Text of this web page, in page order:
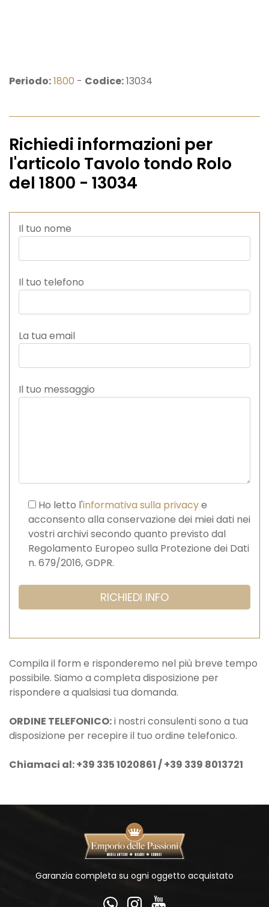
Periodo:1800 - Codice:13034
Richiedi informazioni per
l'articolo Tavolo tondo Rolo
del 1800 - 13034
Il tuo nome
Il tuo telefono
La tua email
Il tuo messaggio
Ho letto l'informativa sulla privacye
acconsento alla conservazione dei miei dati nei
vostri archivi secondo quanto previsto dal
Regolamento Europeo sulla Protezione dei Dati
n. 679/2016, GDPR.
Compila il form e risponderemo nel più breve tempo
possibile. Siamo a completa disposizione per
rispondere a qualsiasi tua domanda.
ORDINE TELEFONICO:i nostri consulenti sono a tua
disposizione per recepire il tuo ordine telefonico.
Chiamaci al: +39 335 1020861 / +39 339 8013721
Garanzia completa su ogni oggetto acquistato